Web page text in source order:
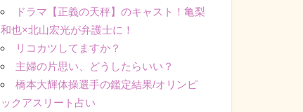
ドラマ【正義の天秤】のキャスト！亀梨
和也×北山宏光が弁護士に！
リコカツしてますか？
主婦の片思い、どうしたらいい？
橋本大輝体操選手の鑑定結果/オリンピ
ックアスリート占い